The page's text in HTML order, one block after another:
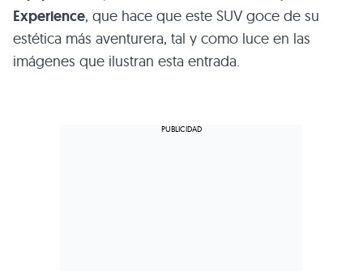
Experience, que hace que este SUV goce de su
estética más aventurera, tal y como luce en las
imágenes que ilustran esta entrada.